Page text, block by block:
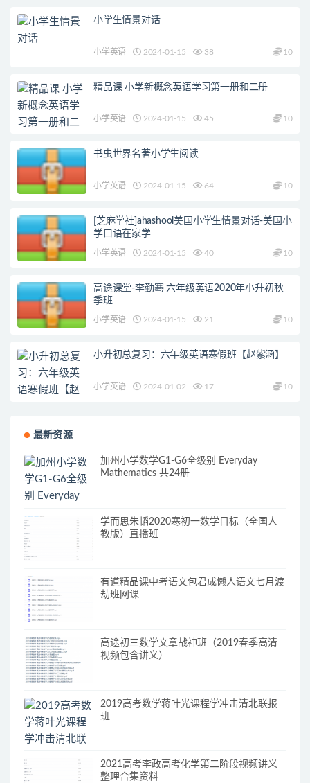
小学生情景对话
小学英语 2024-01-15 38 10
精品课 小学新概念英语学习第一册和二册
小学英语 2024-01-15 45 10
书虫世界名著小学生阅读
小学英语 2024-01-15 64 10
[芝麻学社]ahashool美国小学生情景对话-美国小
学口语在家学
小学英语 2024-01-15 40 10
高途课堂-李勤骞 六年级英语2020年小升初秋
季班
小学英语 2024-01-15 21 10
小升初总复习：六年级英语寒假班【赵紫涵】
小学英语 2024-01-02 17 10
最新资源
加州小学数学G1-G6全级别 Everyday
Mathematics 共24册
学而思朱韬2020寒初一数学目标（全国人
教版）直播班
有道精品课中考语文包君成懒人语文七月渡
劫班网课
高途初三数学文章战神班（2019春季高清
视频包含讲义）
2019高考数学蒋叶光课程学冲击清北联报
班
2021高考李政高考化学第二阶段视频讲义
整理合集资料